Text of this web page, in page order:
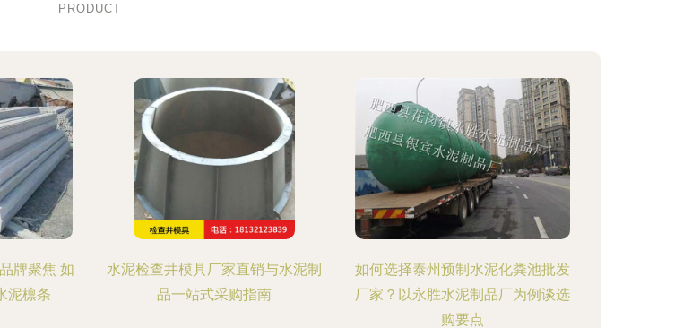
PRODUCT
牌聚焦 如
泥檩条
水泥检查井模具厂家直销与水泥制
品一站式采购指南
如何选择泰州预制水泥化粪池批发
厂家？以永胜水泥制品厂为例谈选
购要点